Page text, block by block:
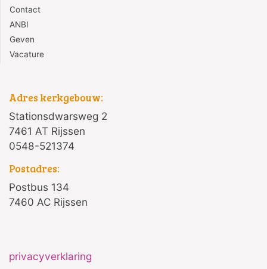
Contact
ANBI
Geven
Vacature
Adres kerkgebouw:
Stationsdwarsweg 2
7461 AT Rijssen
0548-521374
Postadres:
Postbus 134
7460 AC Rijssen
privacyverklaring